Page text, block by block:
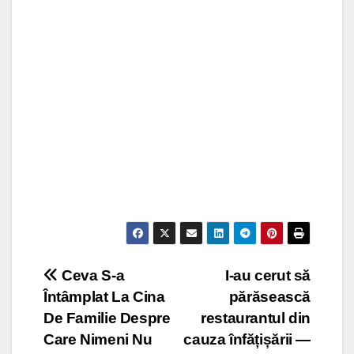
Post
navigation
I-au cerut să
părăsească
restaurantul din
cauza înfățișării —
Ceva S-a
Întâmplat La Cina
De Familie Despre
Care Nimeni Nu